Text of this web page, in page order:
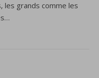
les grands comme les